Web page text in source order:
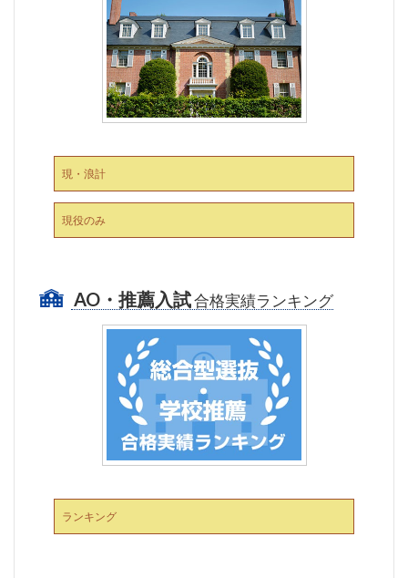
現・浪計
現役のみ
AO・推薦入試合格実績ランキング
ランキング